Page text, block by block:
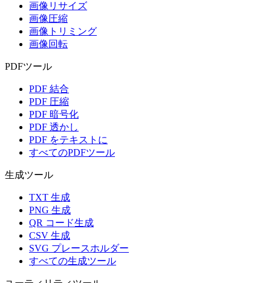
画像リサイズ
画像圧縮
画像トリミング
画像回転
PDFツール
PDF 結合
PDF 圧縮
PDF 暗号化
PDF 透かし
PDF をテキストに
すべてのPDFツール
生成ツール
TXT 生成
PNG 生成
QR コード生成
CSV 生成
SVG プレースホルダー
すべての生成ツール